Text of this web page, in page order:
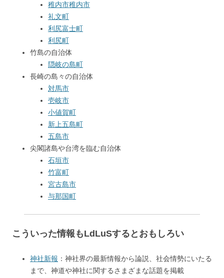
稚内市稚内市
礼文町
利尻富士町
利尻町
竹島の自治体
隠岐の島町
長崎の島々の自治体
対馬市
壱岐市
小値賀町
新上五島町
五島市
尖閣諸島や台湾を臨む自治体
石垣市
竹富町
宮古島市
与那国町
こういった情報もLdLuSするとおもしろい
神社新報 ：神社界の最新情報から論説、社会情勢にいたる
まで、神道や神社に関するさまざまな話題を掲載